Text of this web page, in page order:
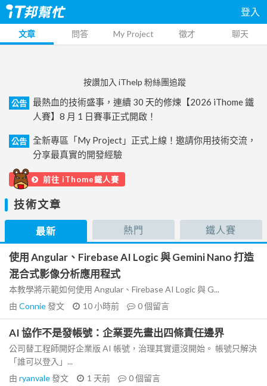
登入
文章 問答 My Project 徵才 聊天
按讚加入 iThelp 粉絲團追蹤
公告
最熱血的技術盛事，連續 30 天的修煉【2026 iThome 鐵
人賽】8 月 1 日賽事正式開啟！
公告
全新專區「My Project」正式上線！邀請你用技術交流，
分享最真實的開發經驗
前往 iThome鐵人賽
技術文章
最新 熱門 鐵人賽
使用 Angular、Firebase AI Logic 與 Gemini Nano 打造
混合式影像分析應用程式
本教學將示範如何使用 Angular、Firebase AI Logic 與 G...
由 Connie發文 10 小時前 0個留言
AI 協作不是發帳號：企業要先畫出四條責任邊界
公司替工程師開好企業版 AI 帳號，治理其實還沒開始。 帳號只解決
「誰可以登入」...
由 ryanvale發文 1 天前 0個留言